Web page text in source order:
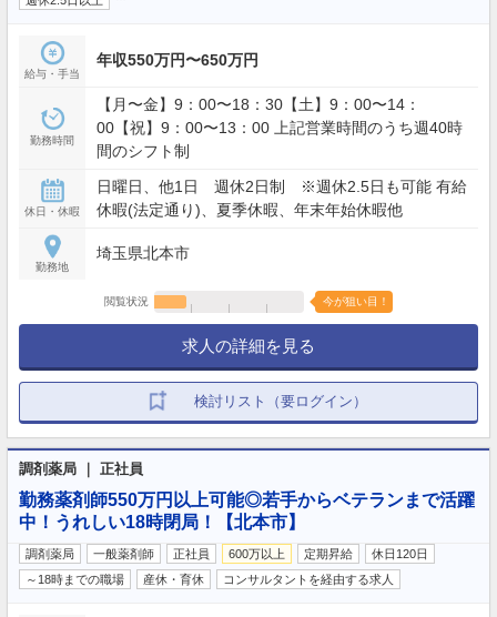
給与・手当
年収550万円〜650万円
勤務時間
【月〜金】9：00〜18：30【土】9：00〜14：
00【祝】9：00〜13：00 上記営業時間のうち週40時
間のシフト制
休日・休暇
日曜日、他1日 週休2日制 ※週休2.5日も可能 有給
休暇(法定通り)、夏季休暇、年末年始休暇他
勤務地
埼玉県北本市
閲覧状況 今が狙い目！
求人の詳細を見る
検討リスト（要ログイン）
調剤薬局 ｜ 正社員
勤務薬剤師550万円以上可能◎若手からベテランまで活躍
中！うれしい18時閉局！【北本市】
調剤薬局 一般薬剤師 正社員 600万以上 定期昇給
休日120日
～18時までの職場
産休・育休 コンサルタントを経由する求人